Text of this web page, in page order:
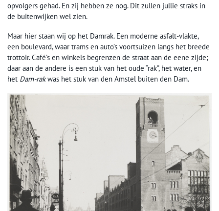
opvolgers gehad. En zij hebben ze nog. Dit zullen jullie straks in
de buitenwijken wel zien.
Maar hier staan wij op het Damrak. Een moderne asfalt-vlakte,
een boulevard, waar trams en auto’s voortsuizen langs het breede
trottoir. Café’s en winkels begrenzen de straat aan de eene zijde;
daar aan de andere is een stuk van het oude “rak”, het water, en
het Dam-rakwas het stuk van den Amstel buiten den Dam.